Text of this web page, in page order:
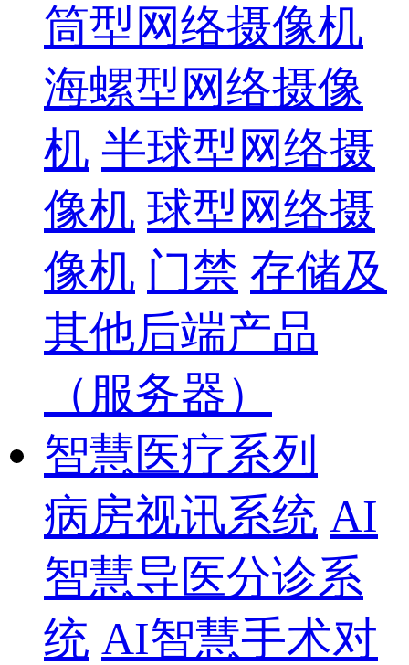
筒型网络摄像机
海螺型网络摄像
机 半球型网络摄
像机 球型网络摄
像机 门禁 存储及
其他后端产品
（服务器）
智慧医疗系列
病房视讯系统 AI
智慧导医分诊系
统 AI智慧手术对